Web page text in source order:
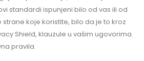
standardi ispunjeni bilo od vas ili od
koje koristite, bilo da je to kroz
Shield, klauzule u vašim ugovorima
pravila.